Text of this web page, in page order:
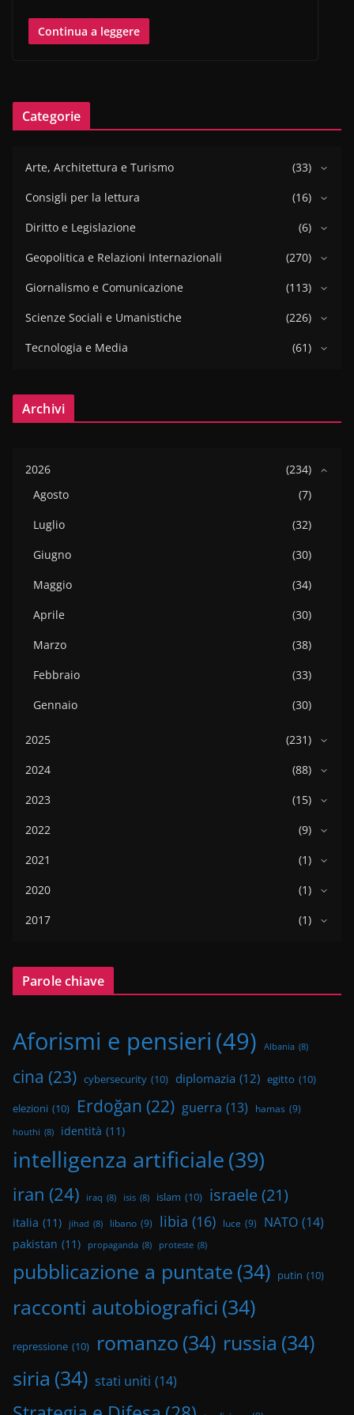
Continua a leggere
Categorie
Arte, Architettura e Turismo
(33)
Consigli per la lettura
(16)
Diritto e Legislazione
(6)
Geopolitica e Relazioni Internazionali
(270)
Giornalismo e Comunicazione
(113)
Scienze Sociali e Umanistiche
(226)
Tecnologia e Media
(61)
Archivi
2026
(234)
Agosto
(7)
Luglio
(32)
Giugno
(30)
Maggio
(34)
Aprile
(30)
Marzo
(38)
Febbraio
(33)
Gennaio
(30)
2025
(231)
2024
(88)
2023
(15)
2022
(9)
2021
(1)
2020
(1)
2017
(1)
Parole chiave
Aforismi e pensieri (49) Albania (8)
cina (23) cybersecurity (10) diplomazia (12) egitto (10)
elezioni (10) Erdoğan (22) guerra (13) hamas (9)
houthi (8) identità (11)
intelligenza artificiale(39)
iran (24) iraq (8) isis (8) islam (10) israele(21)
italia (11) jihad (8) libano (9) libia (16) luce (9) NATO (14)
pakistan (11) propaganda (8) proteste (8)
pubblicazione a puntate (34) putin (10)
racconti autobiografici (34)
repressione (10) romanzo (34) russia (34)
siria (34) stati uniti (14)